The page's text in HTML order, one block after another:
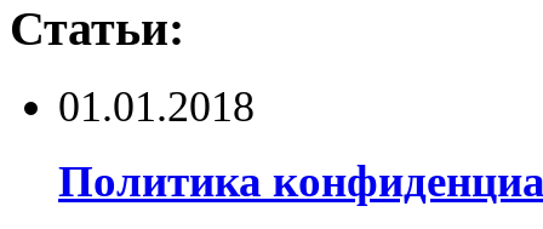
Статьи:
01.01.2018
Политика